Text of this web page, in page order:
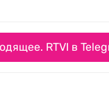
RTVI в